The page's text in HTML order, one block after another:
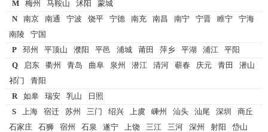
M
梅州 马鞍山 沭阳
蒙城
N
南京 南通 宁波 饶平 宁德 南充 南昌 南宁 宁晋 睢宁
宁海
南陵
宁国
P
邳州 平顶山 濮阳 平邑 浦城 莆田 萍乡 平湖 浦江
平阳
Q
启东 衢州 青岛 曲阜 泉州 潜江 清河 蕲春 庆元 青田
潜山
祁门
青阳
R
如皋 瑞安 乳山
日照
S
上海 宿迁 苏州 三门 绍兴 上虞 嵊州 汕头 汕尾 深圳
商丘
石家庄
石狮 宿州 石泉 遂宁 上饶 三江 三河 深州 射阳
岱山